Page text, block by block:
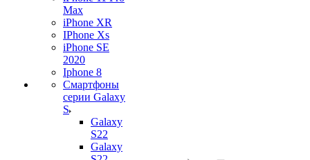
Max
iPhone XR
IPhone Xs
iPhone SE
2020
Iphone 8
Смартфоны
серии Galaxy
S
Galaxy
S22
Galaxy